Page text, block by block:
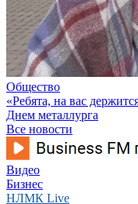
Общество
«Ребята, на вас
Днем металлурга
Все новости
Видео
Бизнес
НЛМК Live